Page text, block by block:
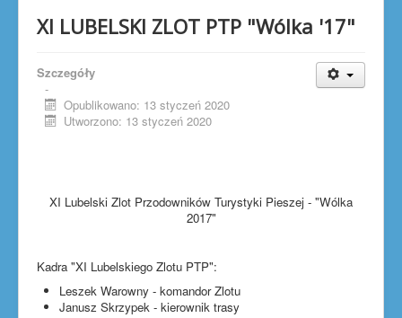
LUBELSKIE JESIENNE ZŁAZY
GALERIA
XI LUBELSKI ZLOT PTP "Wólka '17"
Szczegóły
-
Opublikowano: 13 styczeń 2020
Utworzono: 13 styczeń 2020
XI Lubelski Zlot Przodowników Turystyki Pieszej - "Wólka
2017"
Kadra "XI Lubelskiego Zlotu PTP":
Leszek Warowny - komandor Zlotu
Janusz Skrzypek - kierownik trasy